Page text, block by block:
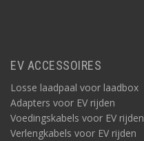
EV ACCESSOIRES
Losse laadpaal voor laadbox
Adapters voor EV rijden
Voedingskabels voor EV rijden
Verlengkabels voor EV rijden